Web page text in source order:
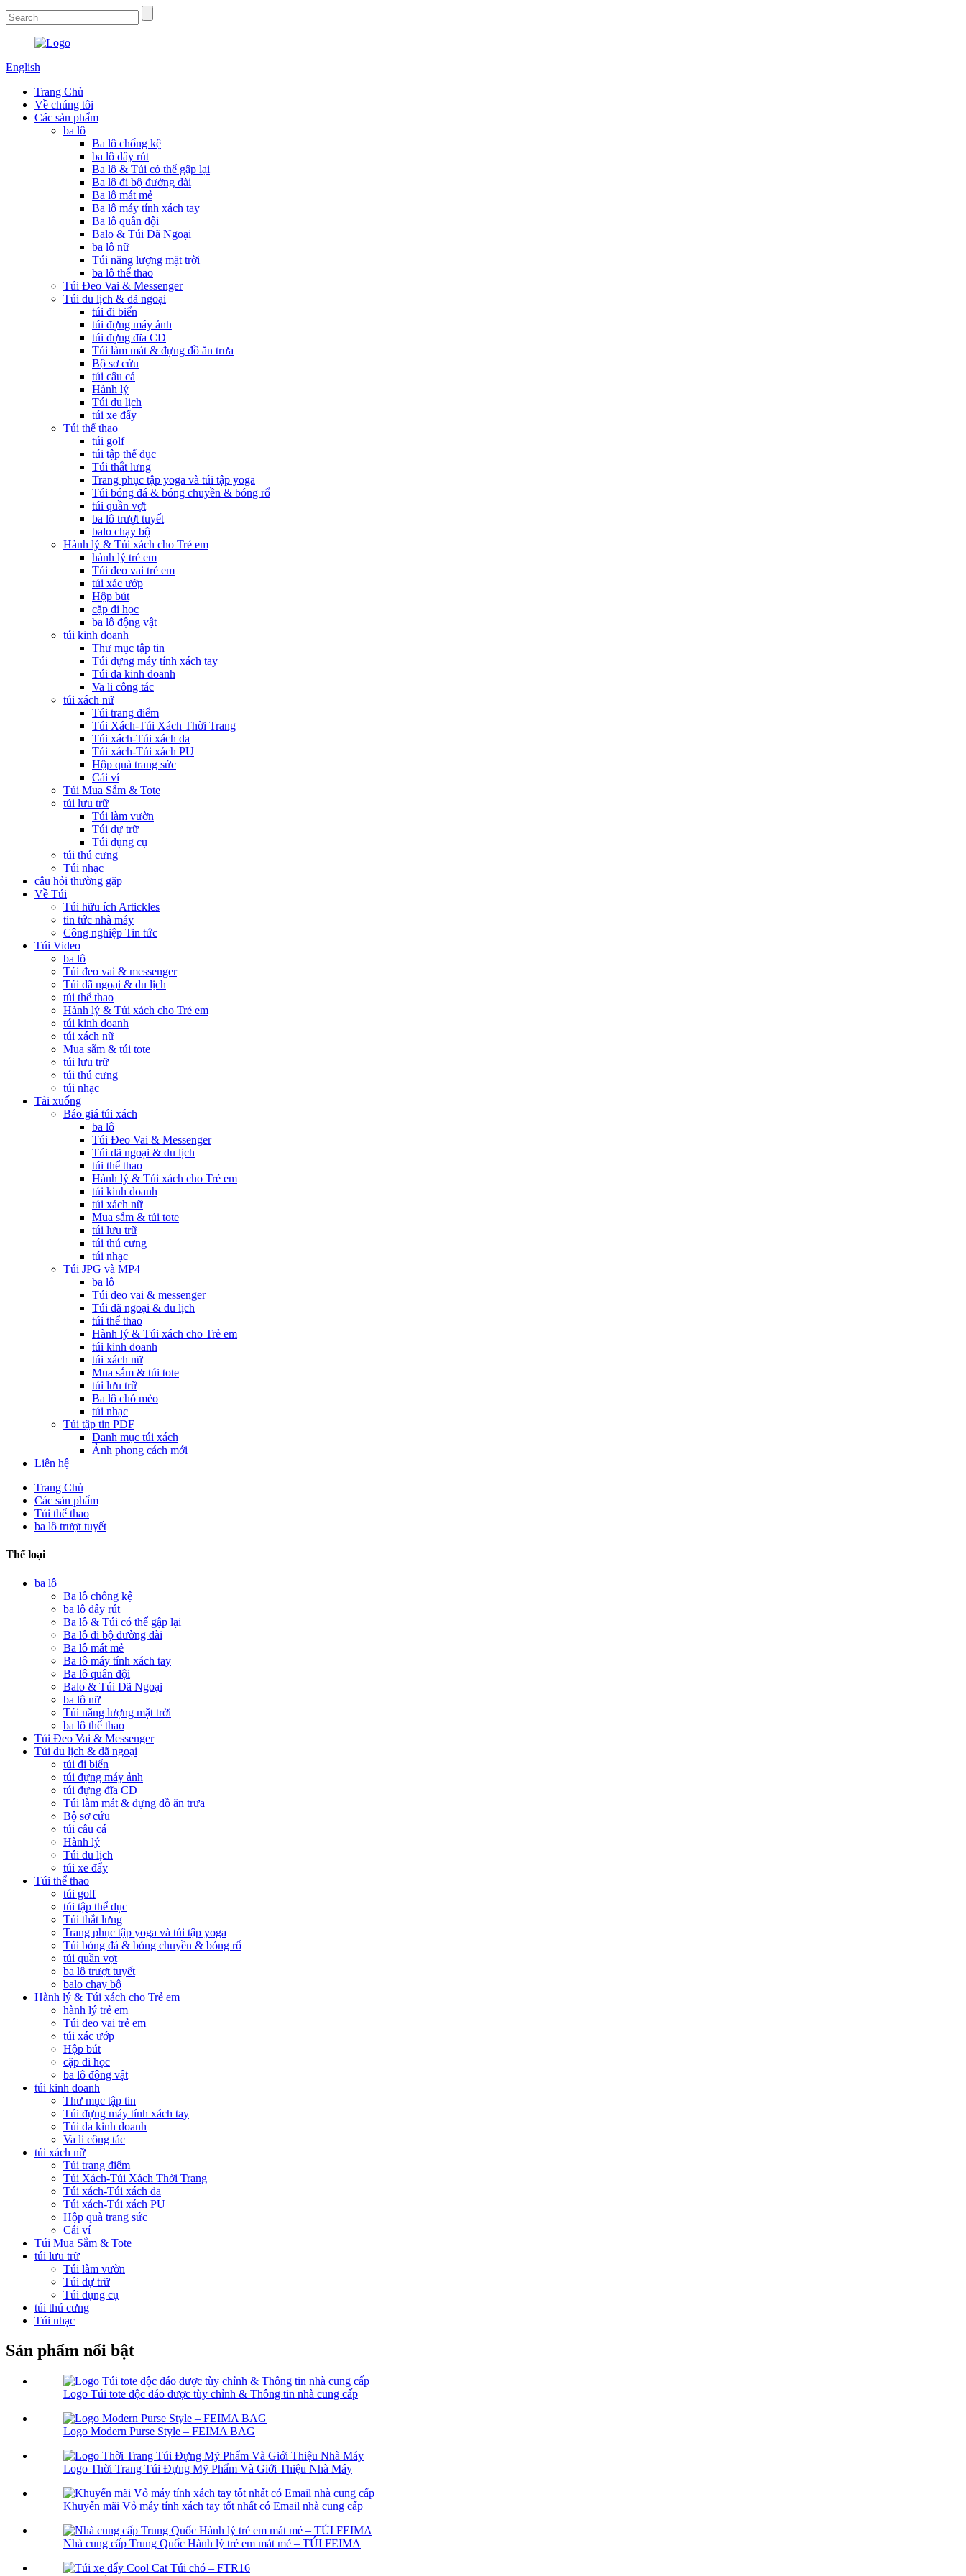
English
Trang Chủ
Về chúng tôi
Các sản phẩm
ba lô
Ba lô chống kệ
ba lô dây rút
Ba lô & Túi có thể gập lại
Ba lô đi bộ đường dài
Ba lô mát mẻ
Ba lô máy tính xách tay
Ba lô quân đội
Balo & Túi Dã Ngoại
ba lô nữ
Túi năng lượng mặt trời
ba lô thể thao
Túi Đeo Vai & Messenger
Túi du lịch & dã ngoại
túi đi biển
túi đựng máy ảnh
túi đựng đĩa CD
Túi làm mát & đựng đồ ăn trưa
Bộ sơ cứu
túi câu cá
Hành lý
Túi du lịch
túi xe đẩy
Túi thể thao
túi golf
túi tập thể dục
Túi thắt lưng
Trang phục tập yoga và túi tập yoga
Túi bóng đá & bóng chuyền & bóng rổ
túi quần vợt
ba lô trượt tuyết
balo chạy bộ
Hành lý & Túi xách cho Trẻ em
hành lý trẻ em
Túi đeo vai trẻ em
túi xác ướp
Hộp bút
cặp đi học
ba lô động vật
túi kinh doanh
Thư mục tập tin
Túi đựng máy tính xách tay
Túi da kinh doanh
Va li công tác
túi xách nữ
Túi trang điểm
Túi Xách-Túi Xách Thời Trang
Túi xách-Túi xách da
Túi xách-Túi xách PU
Hộp quà trang sức
Cái ví
Túi Mua Sắm & Tote
túi lưu trữ
Túi làm vườn
Túi dự trữ
Túi dụng cụ
túi thú cưng
Túi nhạc
câu hỏi thường gặp
Về Túi
Túi hữu ích Artickles
tin tức nhà máy
Công nghiệp Tin tức
Túi Video
ba lô
Túi đeo vai & messenger
Túi dã ngoại & du lịch
túi thể thao
Hành lý & Túi xách cho Trẻ em
túi kinh doanh
túi xách nữ
Mua sắm & túi tote
túi lưu trữ
túi thú cưng
túi nhạc
Tải xuống
Báo giá túi xách
ba lô
Túi Đeo Vai & Messenger
Túi dã ngoại & du lịch
túi thể thao
Hành lý & Túi xách cho Trẻ em
túi kinh doanh
túi xách nữ
Mua sắm & túi tote
túi lưu trữ
túi thú cưng
túi nhạc
Túi JPG và MP4
ba lô
Túi đeo vai & messenger
Túi dã ngoại & du lịch
túi thể thao
Hành lý & Túi xách cho Trẻ em
túi kinh doanh
túi xách nữ
Mua sắm & túi tote
túi lưu trữ
Ba lô chó mèo
túi nhạc
Túi tập tin PDF
Danh mục túi xách
Ảnh phong cách mới
Liên hệ
Trang Chủ
Các sản phẩm
Túi thể thao
ba lô trượt tuyết
Thể loại
ba lô
Ba lô chống kệ
ba lô dây rút
Ba lô & Túi có thể gập lại
Ba lô đi bộ đường dài
Ba lô mát mẻ
Ba lô máy tính xách tay
Ba lô quân đội
Balo & Túi Dã Ngoại
ba lô nữ
Túi năng lượng mặt trời
ba lô thể thao
Túi Đeo Vai & Messenger
Túi du lịch & dã ngoại
túi đi biển
túi đựng máy ảnh
túi đựng đĩa CD
Túi làm mát & đựng đồ ăn trưa
Bộ sơ cứu
túi câu cá
Hành lý
Túi du lịch
túi xe đẩy
Túi thể thao
túi golf
túi tập thể dục
Túi thắt lưng
Trang phục tập yoga và túi tập yoga
Túi bóng đá & bóng chuyền & bóng rổ
túi quần vợt
ba lô trượt tuyết
balo chạy bộ
Hành lý & Túi xách cho Trẻ em
hành lý trẻ em
Túi đeo vai trẻ em
túi xác ướp
Hộp bút
cặp đi học
ba lô động vật
túi kinh doanh
Thư mục tập tin
Túi đựng máy tính xách tay
Túi da kinh doanh
Va li công tác
túi xách nữ
Túi trang điểm
Túi Xách-Túi Xách Thời Trang
Túi xách-Túi xách da
Túi xách-Túi xách PU
Hộp quà trang sức
Cái ví
Túi Mua Sắm & Tote
túi lưu trữ
Túi làm vườn
Túi dự trữ
Túi dụng cụ
túi thú cưng
Túi nhạc
Sản phẩm nổi bật
Logo Túi tote độc ​​đáo được tùy chỉnh & Thông tin nhà cung cấp
Logo Modern Purse Style – FEIMA BAG
Logo Thời Trang Túi Đựng Mỹ Phẩm Và Giới Thiệu Nhà Máy
Khuyến mãi Vỏ máy tính xách tay tốt nhất có Email nhà cung cấp
Nhà cung cấp Trung Quốc Hành lý trẻ em mát mẻ – TÚI FEIMA